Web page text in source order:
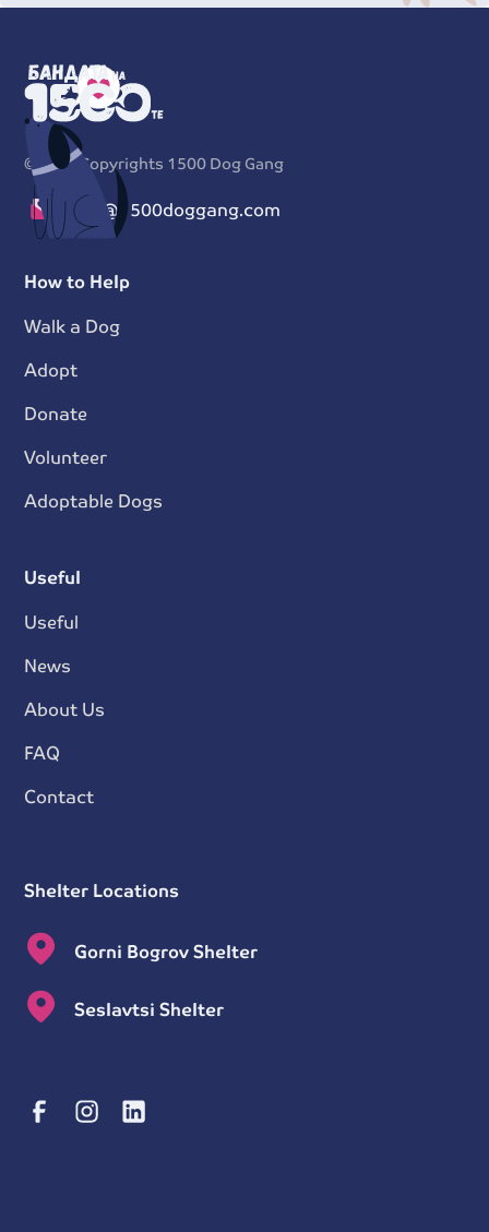
©2026 Copyrights 1500 Dog Gang
info@1500doggang.com
How to Help
Walk a Dog
Adopt
Donate
Volunteer
Adoptable Dogs
Useful
Useful
News
About Us
FAQ
Contact
Shelter Locations
Gorni Bogrov Shelter
Seslavtsi Shelter